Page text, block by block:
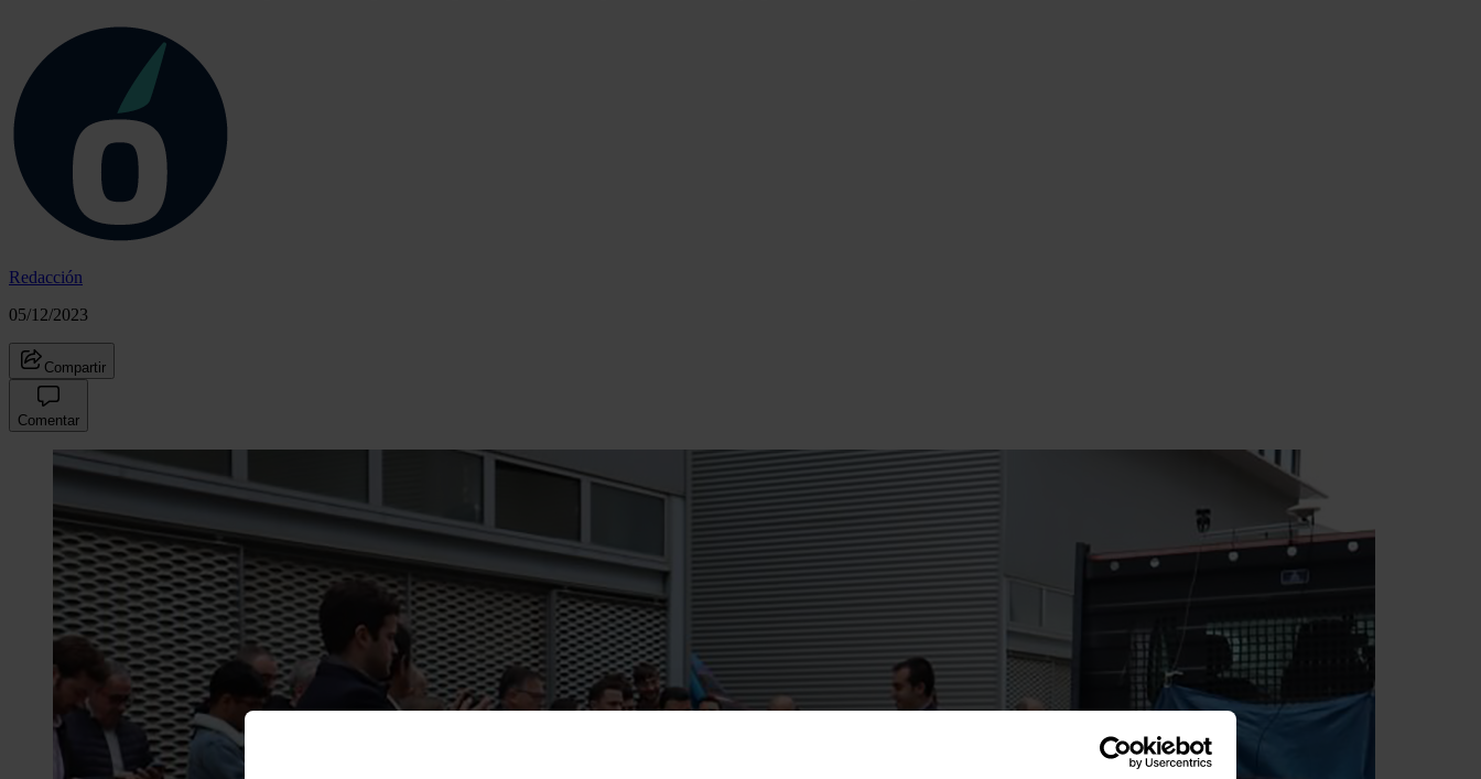
Redacción
05/12/2023
Compartir
Comentar